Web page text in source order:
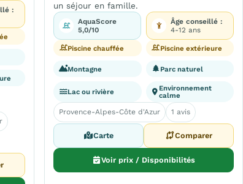
:
un séjour en famille.
AquaScore
5,0/10
Âge conseillé :
4-12 ans
Piscine chauffée Piscine extérieure
Montagne Parc naturel
Lac ou rivière
Environnement
calme
Provence-Alpes-Côte d'Azur
1 avis
Carte Comparer
Voir prix / Disponibilités